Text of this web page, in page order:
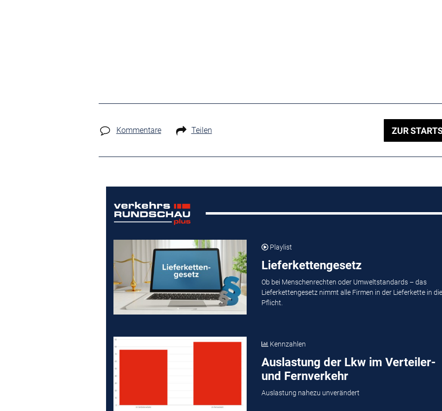
Kommentare Teilen ZUR
Playlist
Lieferkettengesetz
Ob bei Menschenrechten oder Umweltstandards – das
Lieferkettengesetz nimmt alle Firmen in der Lieferkette in die
Pflicht.
Kennzahlen
Auslastung der Lkw im Verteiler-
und Fernverkehr
Auslastung nahezu unverändert